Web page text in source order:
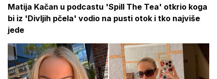
Matija Kačan u podcastu 'Spill The Tea' otkrio koga
bi iz 'Divljih pčela' vodio na pusti otok i tko najviše
jede